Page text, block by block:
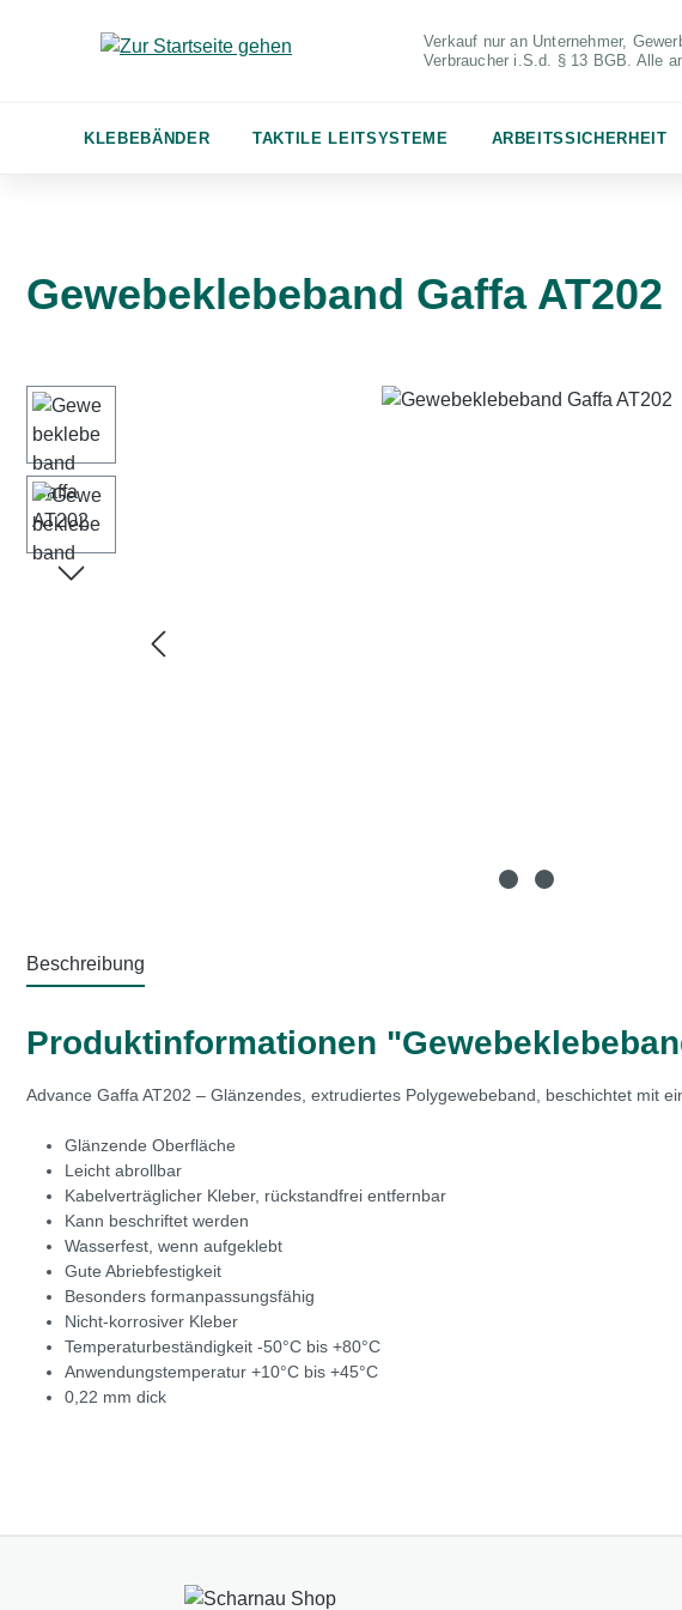
Verkauf nur an Unternehmer,
Verbraucher i.S.d. § 13 BGB. Alle
KLEBEBÄNDER TAKTILE LEITSYSTEME ARBEITSSICHERHEIT
Gewebeklebeband Gaffa AT202
Bildergalerie überspringen
Beschreibung
Produktinformationen
Advance Gaffa AT202 – Glänzendes, extrudiertes Polygewebeband, beschichtet mit
Glänzende Oberfläche
Leicht abrollbar
Kabelverträglicher Kleber, rückstandfrei entfernbar
Kann beschriftet werden
Wasserfest, wenn aufgeklebt
Gute Abriebfestigkeit
Besonders formanpassungsfähig
Nicht-korrosiver Kleber
Temperaturbeständigkeit -50°C bis +80°C
Anwendungstemperatur +10°C bis +45°C
0,22 mm dick